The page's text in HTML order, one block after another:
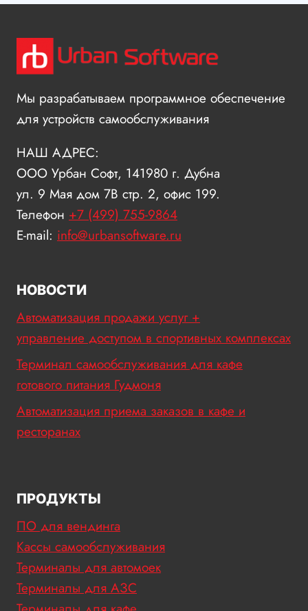
Мы разрабатываем программное обеспечение
для устройств самообслуживания
НАШ АДРЕС:
ООО Урбан Софт, 141980 г. Дубна
ул. 9 Мая дом 7В стр. 2, офис 199.
Телефон +7 (499) 755-9864
E-mail: info@urbansoftware.ru
НОВОСТИ
Автоматизация продажи услуг +
управление доступом в спортивных комплексах
Терминал самообслуживания для кафе
готового питания Гудмоня
Автоматизация приема заказов в кафе и
ресторанах
ПРОДУКТЫ
ПО для вендинга
Кассы самообслуживания
Терминалы для автомоек
Терминалы для АЗС